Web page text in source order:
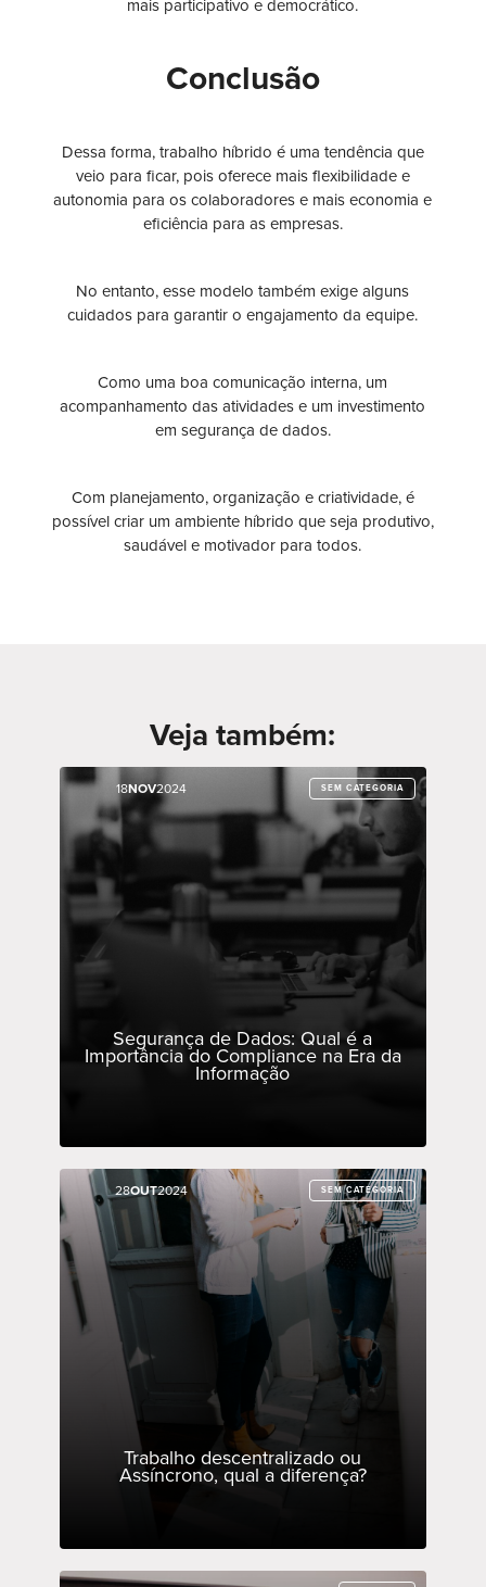
mais participativo e democrático.
Conclusão
Dessa forma, trabalho híbrido é uma tendência que
veio para ficar, pois oferece mais flexibilidade e
autonomia para os colaboradores e mais economia e
eficiência para as empresas.
No entanto, esse modelo também exige alguns
cuidados para garantir o engajamento da equipe.
Como uma boa comunicação interna, um
acompanhamento das atividades e um investimento
em segurança de dados.
Com planejamento, organização e criatividade, é
possível criar um ambiente híbrido que seja produtivo,
saudável e motivador para todos.
Veja também:
18NOV2024 SEM CATEGORIA
Segurança de Dados: Qual é a
Importância do Compliance na Era da
Informação
18NOV2024 SEM CATEGORIA
28OUT2024 SEM CATEGORIA
Trabalho descentralizado ou
Assíncrono, qual a diferença?
28OUT2024 SEM CATEGORIA